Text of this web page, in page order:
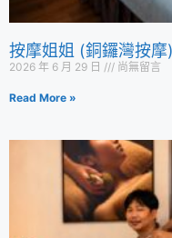
按摩姐姐 (銅鑼灣按摩)
2026 年 6 月 29 日 尚無留言
Read More »